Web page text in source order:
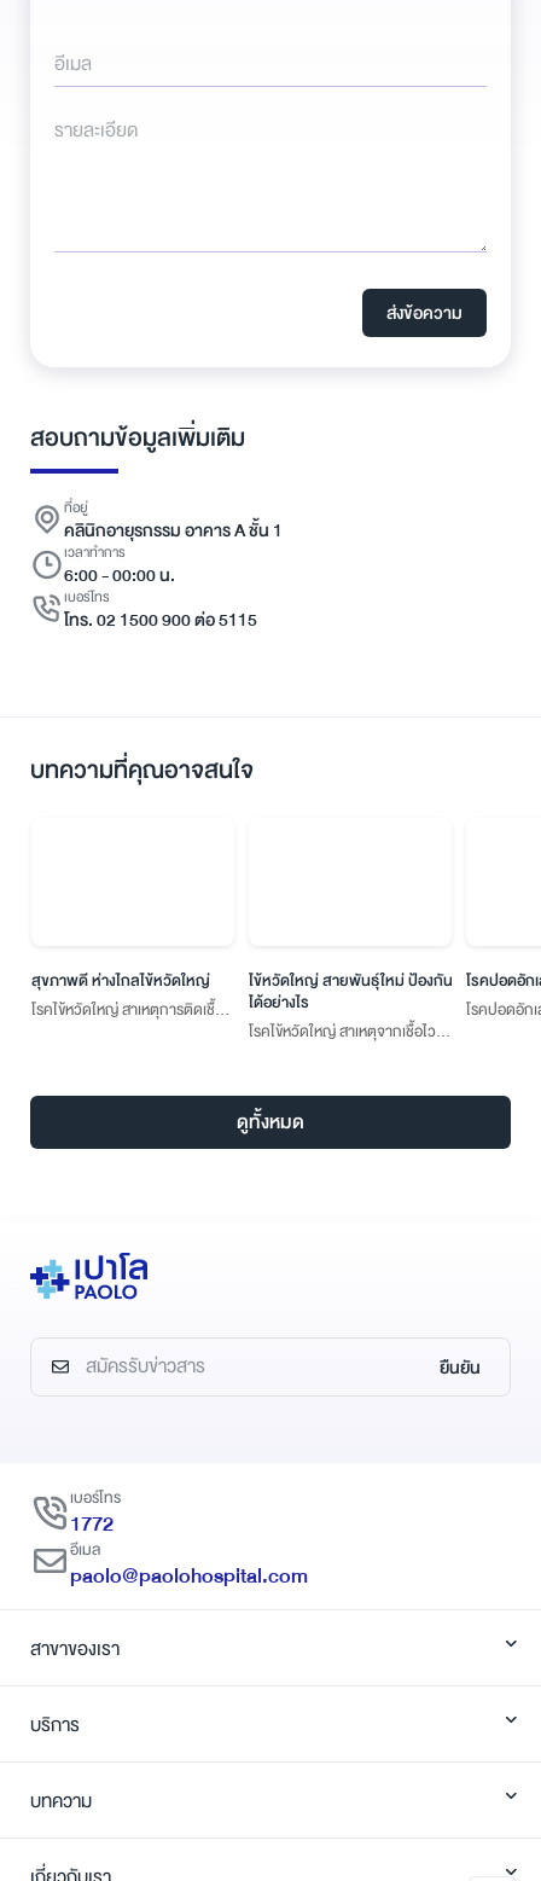
อีเมล
รายละเอียด
ส่งข้อความ
สอบถามข้อมูลเพิ่มเติม
ที่อยู่
คลินิกอายุรกรรม อาคาร A ชั้น 1
เวลาทำการ
6:00 - 00:00 น.
เบอร์โทร
โทร. 02 1500 900 ต่อ 5115
บทความที่คุณอาจสนใจ
สุขภาพดี ห่างไกลไข้หวัดใหญ่
โรคไข้หวัดใหญ่ สาเหตุการติดเชื้อ
ไข้หวัดใหญ่ สายพันธุ์ใหม่ ป้องกัน
ได้อย่างไร
โรคไข้หวัดใหญ่ สาเหตุจากเชื้อไวรัส
สามารถติดต่อจากคนสู่คนได้ผ่าน
การไอ จาม หรือสัมผัสใกล้ชิดกับผู้
ติดเชื้อไวรัส
โรคปอดอัก
โรคปอดอัก
ดูทั้งหมด
ยืนยัน
เบอร์โทร
1772
อีเมล
paolo@paolohospital.com
สาขาของเรา
บริการ
บทความ